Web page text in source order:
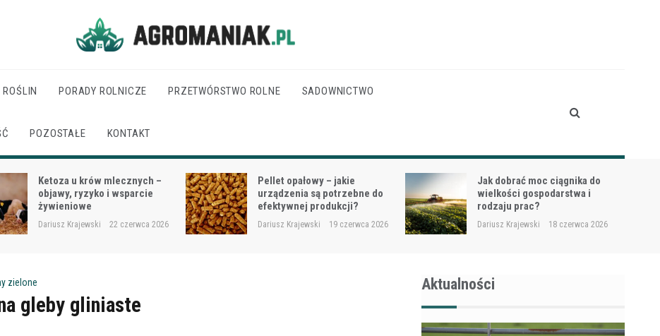
PORADY ROLNICZE PRZETWÓRSTWO ROLNE SADOWNICTWO
POZOSTAŁE KONTAKT
Pellet opałowy – jakie
urządzenia są potrzebne do
efektywnej produkcji?
Dariusz Krajewski 19 czerwca 2026
Jak dobrać moc ciągnika do
wielkości gospodarstwa i
rodzaju prac?
Dariusz Krajewski 18 czerwca 2026
Siewnik do trawy przy
dosiewkach – jak uniknąć
nierównych wschodów?
Dariusz Krajewski 16 czerwca 2026
zielone
gleby gliniaste
Aktualności